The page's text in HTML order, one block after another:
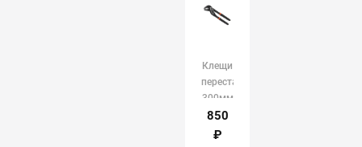
Клещи
переставные
300мм
Вихрь
арт.3944
850
₽